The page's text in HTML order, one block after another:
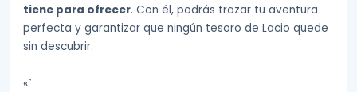
tiene para ofrecer. Con él, podrás trazar tu aventura
perfecta y garantizar que ningún tesoro de Lacio quede
sin descubrir.
«`